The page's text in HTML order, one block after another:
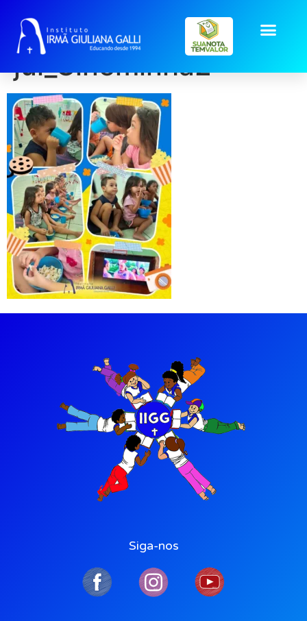
post2026-
jul_Cineminha2
Siga-nos